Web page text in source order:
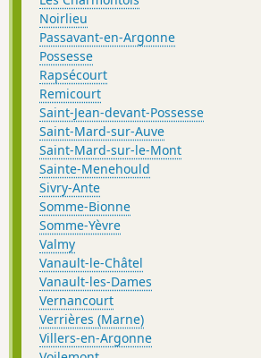
Noirlieu
Passavant-en-Argonne
Possesse
Rapsécourt
Remicourt
Saint-Jean-devant-Possesse
Saint-Mard-sur-Auve
Saint-Mard-sur-le-Mont
Sainte-Menehould
Sivry-Ante
Somme-Bionne
Somme-Yèvre
Valmy
Vanault-le-Châtel
Vanault-les-Dames
Vernancourt
Verrières (Marne)
Villers-en-Argonne